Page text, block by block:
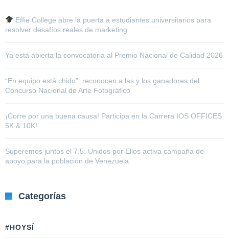
Effie College abre la puerta a estudiantes universitarios para
resolver desafíos reales de marketing
Ya está abierta la convocatoria al Premio Nacional de Calidad 2026
“En equipo está chido”: reconocen a las y los ganadores del
Concurso Nacional de Arte Fotográfico
¡Corre por una buena causa! Participa en la Carrera IOS OFFICES
5K & 10K!
Superemos juntos el 7.5: Unidos por Ellos activa campaña de
apoyo para la población de Venezuela
Categorías
#HOYSÍ